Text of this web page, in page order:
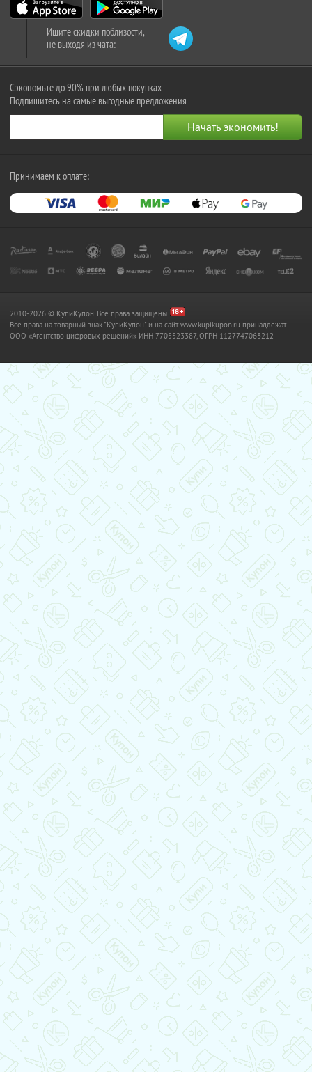
Ищите скидки поблизости,
не выходя из чата:
Сэкономьте до 90% при любых покупках
Подпишитесь на самые выгодные предложения
Принимаем к оплате:
2010-2026 © КупиКупон. Все права защищены.
Все права на товарный знак "КупиКупон" и на сайт www.kupikupon.ru принадлежат
OOO «Агентство цифровых решений» ИНН 7705523387, ОГРН 1127747063212